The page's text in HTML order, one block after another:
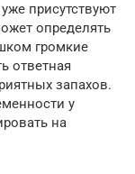
присутствуют
определять
громкие
ответная
запахов.
у
на